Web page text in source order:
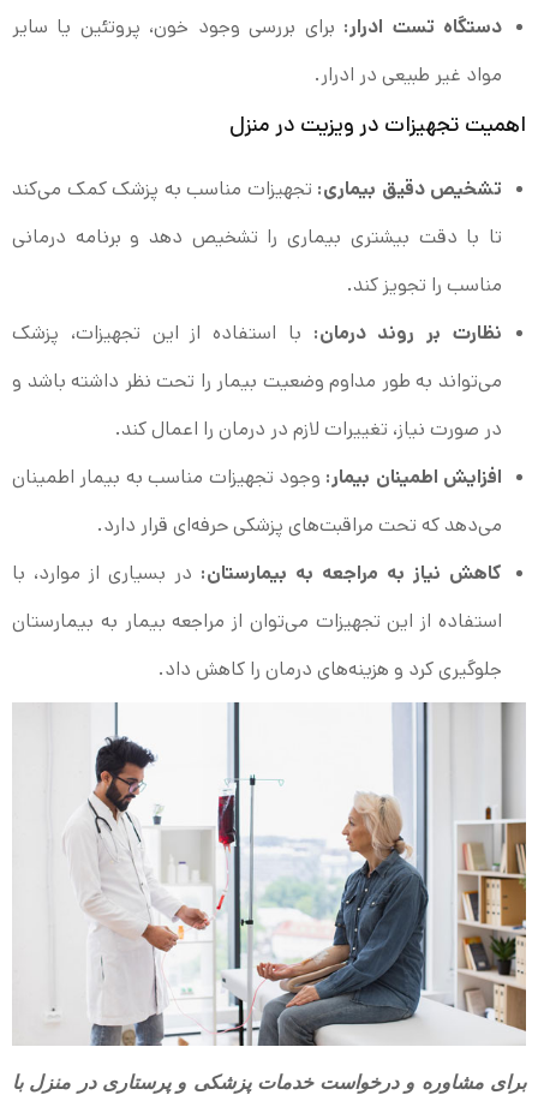
دستگاه تست ادرار:برای بررسی وجود خون، پروتئین یا سایر
مواد غیر طبیعی در ادرار.
اهمیت تجهیزات در ویزیت در منزل
تشخیص دقیق بیماری:تجهیزات مناسب به پزشک کمک می‌کند
تا با دقت بیشتری بیماری را تشخیص دهد و برنامه درمانی
مناسب را تجویز کند.
نظارت بر روند درمان:با استفاده از این تجهیزات، پزشک
می‌تواند به طور مداوم وضعیت بیمار را تحت نظر داشته باشد و
در صورت نیاز، تغییرات لازم در درمان را اعمال کند.
افزایش اطمینان بیمار:وجود تجهیزات مناسب به بیمار اطمینان
می‌دهد که تحت مراقبت‌های پزشکی حرفه‌ای قرار دارد.
کاهش نیاز به مراجعه به بیمارستان:در بسیاری از موارد، با
استفاده از این تجهیزات می‌توان از مراجعه بیمار به بیمارستان
جلوگیری کرد و هزینه‌های درمان را کاهش داد.
برای مشاوره و درخواست خدمات پزشکی و پرستاری در منزل با